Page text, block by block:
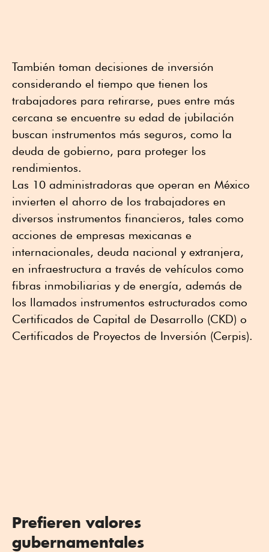
También toman decisiones de inversión
considerando el tiempo que tienen los
trabajadores para retirarse, pues entre más
cercana se encuentre su edad de jubilación
buscan instrumentos más seguros, como la
deuda de gobierno, para proteger los
rendimientos.
Las 10 administradoras que operan en México
invierten el ahorro de los trabajadores en
diversos instrumentos financieros, tales como
acciones de empresas mexicanas e
internacionales, deuda nacional y extranjera,
en infraestructura a través de vehículos como
fibras inmobiliarias y de energía, además de
los llamados instrumentos estructurados como
Certificados de Capital de Desarrollo (CKD) o
Certificados de Proyectos de Inversión (Cerpis).
Prefieren valores
gubernamentales